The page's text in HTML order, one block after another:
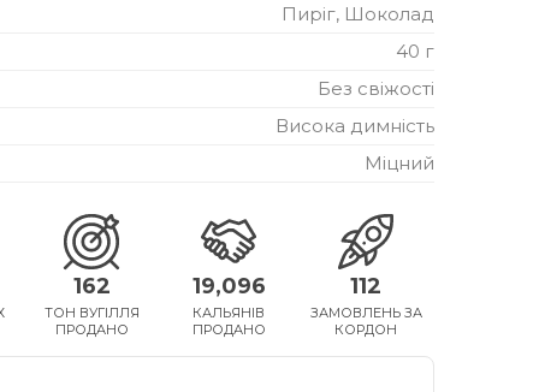
Пиріг, Шоколад
40 г
Без свіжості
Висока димність
Міцний
162
ТОН ВУГІЛЛЯ
ПРОДАНО
19,096
КАЛЬЯНІВ
ПРОДАНО
112
ЗАМОВЛЕНЬ ЗА
КОРДОН